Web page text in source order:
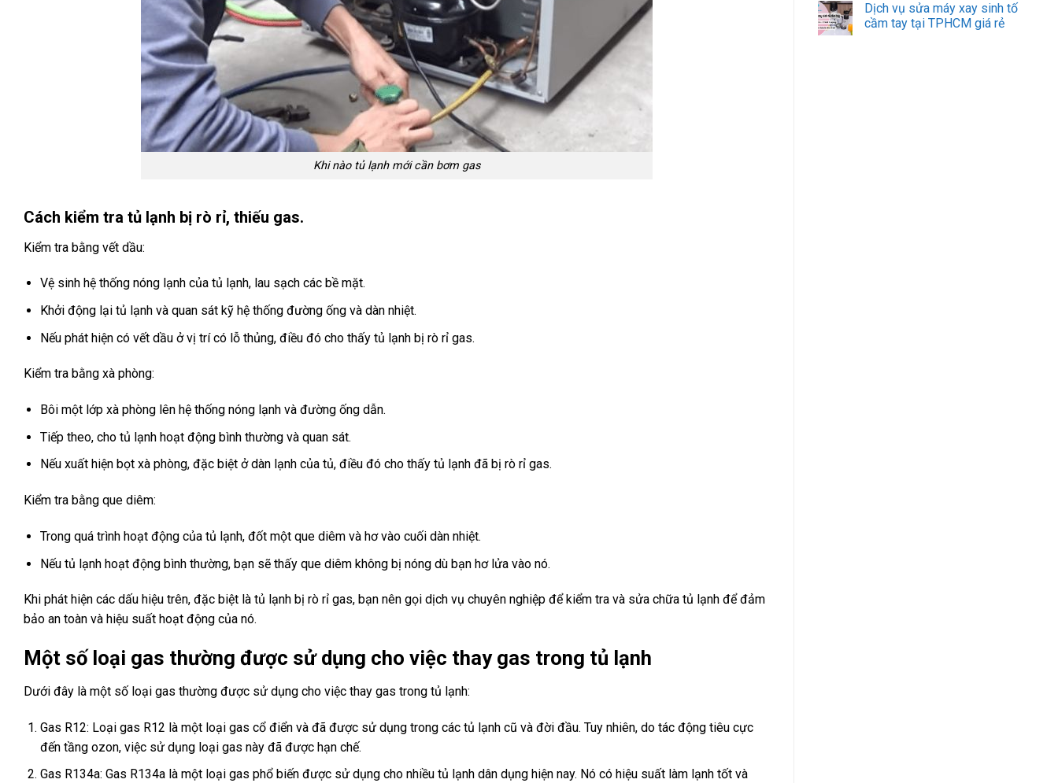
Khi nào tủ lạnh mới cần bơm gas
Cách kiểm tra tủ lạnh bị rò rỉ, thiếu gas.
Kiểm tra bằng vết dầu:
Vệ sinh hệ thống nóng lạnh của tủ lạnh, lau sạch các bề mặt.
Khởi động lại tủ lạnh và quan sát kỹ hệ thống đường ống và dàn nhiệt.
Nếu phát hiện có vết dầu ở vị trí có lỗ thủng, điều đó cho thấy tủ lạnh bị rò rỉ gas.
Kiểm tra bằng xà phòng:
Bôi một lớp xà phòng lên hệ thống nóng lạnh và đường ống dẫn.
Tiếp theo, cho tủ lạnh hoạt động bình thường và quan sát.
Nếu xuất hiện bọt xà phòng, đặc biệt ở dàn lạnh của tủ, điều đó cho thấy tủ lạnh đã bị rò rỉ gas.
Kiểm tra bằng que diêm:
Trong quá trình hoạt động của tủ lạnh, đốt một que diêm và hơ vào cuối dàn nhiệt.
Nếu tủ lạnh hoạt động bình thường, bạn sẽ thấy que diêm không bị nóng dù bạn hơ lửa vào nó.
Khi phát hiện các dấu hiệu trên, đặc biệt là tủ lạnh bị rò rỉ gas, bạn nên gọi dịch vụ chuyên nghiệp để kiểm tra và sửa chữa tủ lạnh để đảm
bảo an toàn và hiệu suất hoạt động của nó.
Một số loại gas thường được sử dụng cho việc thay gas trong tủ lạnh
Dưới đây là một số loại gas thường được sử dụng cho việc thay gas trong tủ lạnh:
Gas R12: Loại gas R12 là một loại gas cổ điển và đã được sử dụng trong các tủ lạnh cũ và đời đầu. Tuy nhiên, do tác động tiêu cực
đến tầng ozon, việc sử dụng loại gas này đã được hạn chế.
Gas R134a: Gas R134a là một loại gas phổ biến được sử dụng cho nhiều tủ lạnh dân dụng hiện nay. Nó có hiệu suất làm lạnh tốt và
Dịch vụ sửa máy xay sinh tố
cầm tay tại TPHCM giá rẻ